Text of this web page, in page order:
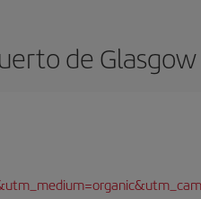
de Glasgow